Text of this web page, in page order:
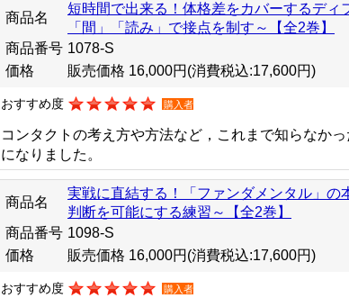
商品名
短時間で出来る！体格差をカバーするディ
「間」「読み」で接点を制す～【全2巻】
商品番号 1078-S
価格
販売価格 16,000円 (消費税込:17,600円)
おすすめ度 購入者
コンタクトの考え方や方法など，これまで知らなか
になりました。
商品名
実戦に直結する！「ファンダメンタル」の
判断を可能にする練習～【全2巻】
商品番号 1098-S
価格
販売価格 16,000円 (消費税込:17,600円)
おすすめ度 購入者